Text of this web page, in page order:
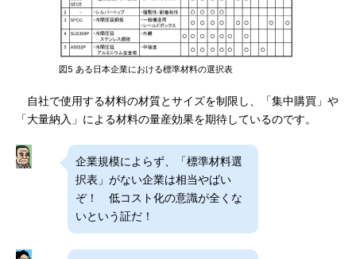
図5 ある日本企業における標準材料の選択表
自社で使用する材料の材質とサイズを制限し、「集中購買」や
「大量納入」による材料の量産効果を期待しているのです。
企業規模によらず、「標準材料選
択表」がない企業は相当やばい
ぞ！ 低コスト化の意識が全くな
いという証だ！